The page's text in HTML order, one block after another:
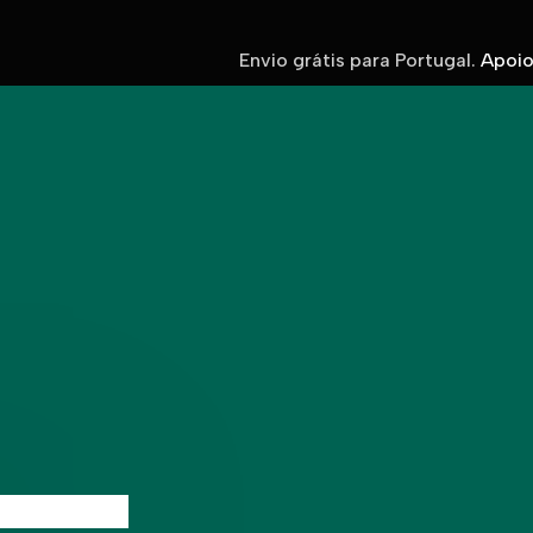
Envio grátis para Portugal.